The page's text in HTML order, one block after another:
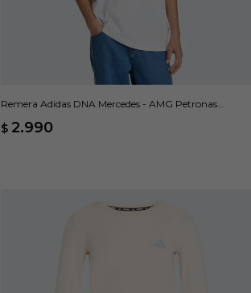
Remera Adidas DNA Mercedes - AMG Petronas
$ 2.990